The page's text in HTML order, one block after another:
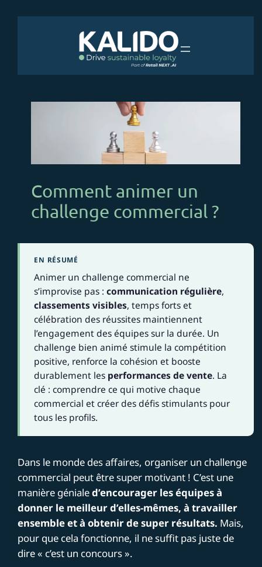
Comment animer un
challenge commercial ?
EN RÉSUMÉ
Animer un challenge commercial ne
s’improvise pas :communication régulière,
classements visibles, temps forts et
célébration des réussites maintiennent
l’engagement des équipes sur la durée. Un
challenge bien animé stimule la compétition
positive, renforce la cohésion et booste
durablement les performances de vente. La
clé : comprendre ce qui motive chaque
commercial et créer des défis stimulants pour
tous les profils.
Dans le monde des affaires, organiser un challenge
commercial peut être super motivant ! C’est une
manière génialed’encourager les équipes à
donner le meilleur d’elles-mêmes, à travailler
ensemble et à obtenir de super résultats. Mais,
pour que cela fonctionne, il ne suffit pas juste de
dire « c’est un concours ».